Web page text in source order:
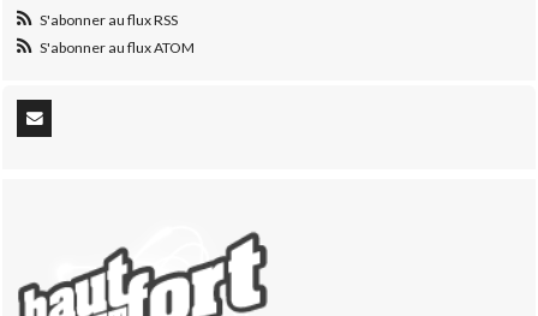
S'abonner au flux RSS
S'abonner au flux ATOM